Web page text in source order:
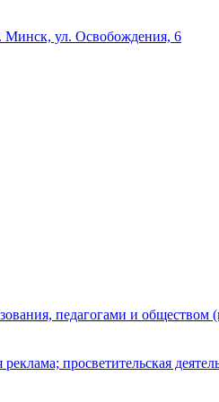
Минск, ул. Освобождения, 6
педагогами и
просветительская